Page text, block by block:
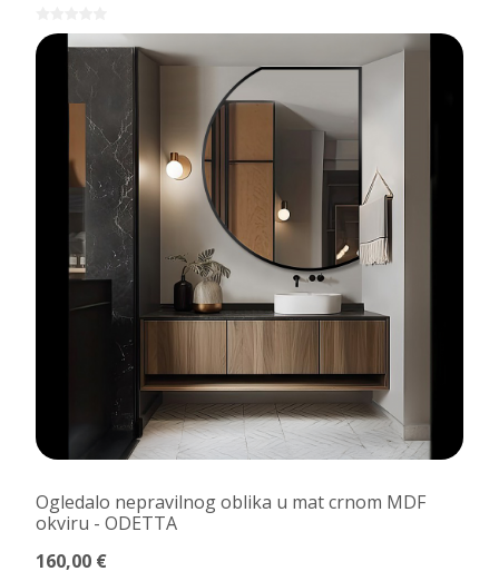
Ogledalo nepravilnog oblika u mat crnom MDF
okviru - ODETTA
160,00 €